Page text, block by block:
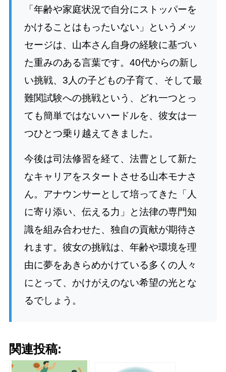
「年齢や家庭状況で自分にストッパーを
かけることはもったいない」というメッ
セージは、山本さん自身の経験に基づい
た重みのある言葉です。40代からの新し
い挑戦、3人の子どもの子育て、そして最
難関試験への挑戦という、どれ一つとっ
ても簡単ではないハードルを、彼女は一
つひとつ乗り越えてきました。
今後は司法修習を経て、法曹として新た
なキャリアをスタートさせる山本モナさ
ん。アナウンサーとして培ってきた「人
に寄り添い、伝える力」と法律の専門知
識を組み合わせた、独自の貢献が期待さ
れます。彼女の挑戦は、年齢や環境を理
由に夢をあきらめかけている多くの人々
にとって、かけがえのない希望の光とな
るでしょう。
関連投稿: